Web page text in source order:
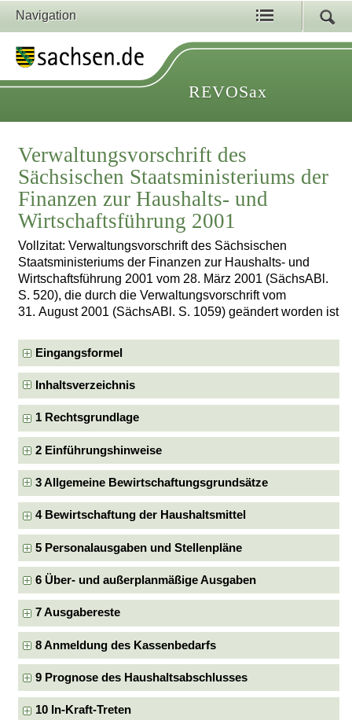
Navigation
REVOSax
Verwaltungsvorschrift des
Sächsischen Staatsministeriums der
Finanzen zur Haushalts- und
Wirtschaftsführung 2001
Vollzitat: Verwaltungsvorschrift des Sächsischen
Staatsministeriums der Finanzen zur Haushalts- und
Wirtschaftsführung 2001 vom 28. März 2001 (SächsABl.
S. 520), die durch die Verwaltungsvorschrift vom
31. August 2001 (SächsABl. S. 1059) geändert worden ist
Eingangsformel
Inhaltsverzeichnis
1 Rechtsgrundlage
2 Einführungshinweise
3 Allgemeine Bewirtschaftungsgrundsätze
4 Bewirtschaftung der Haushaltsmittel
5 Personalausgaben und Stellenpläne
6 Über- und außerplanmäßige Ausgaben
7 Ausgabereste
8 Anmeldung des Kassenbedarfs
9 Prognose des Haushaltsabschlusses
10 In-Kraft-Treten